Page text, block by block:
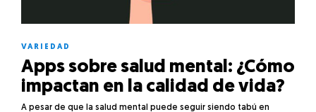
VARIEDAD
Apps sobre salud mental: ¿Cómo
impactan en la calidad de vida?
A pesar de que la salud mental puede seguir siendo tabú en